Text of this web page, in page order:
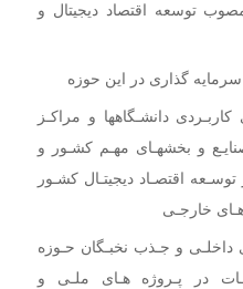
توسعه اقتصاد دیجیتال و
گذاری در این حوزه
دانشـگاهها و مراکـز
و بخشهـای مهـم کشـور و
اقتصـاد دیجیتـال کشـور
خارجـی
داخلـی و جـذب نخبـگان حـوزه
در پـروژه هـای ملـی و